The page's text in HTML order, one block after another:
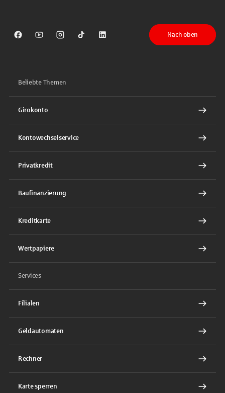
Sparkasse auf Facebook
Sparkasse auf Youtube
Sparkasse auf Instagram
Sparkasse auf TikTok
Sparkasse auf LinkedIn
Nach oben
Beliebte Themen
Girokonto
Kontowechselservice
Privatkredit
Baufinanzierung
Kreditkarte
Wertpapiere
Services
Filialen
Geldautomaten
Rechner
Karte sperren